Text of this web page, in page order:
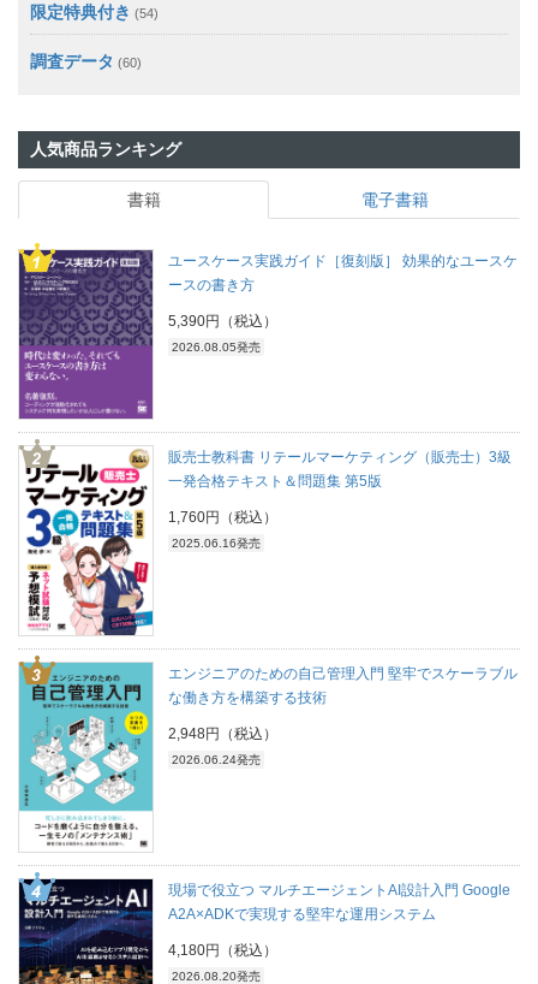
限定特典付き (54)
調査データ (60)
人気商品ランキング
書籍 電子書籍
ユースケース実践ガイド［復刻版］ 効果的なユースケ
ースの書き方
5,390円（税込）
2026.08.05発売
販売士教科書 リテールマーケティング（販売士）3級
一発合格テキスト＆問題集 第5版
1,760円（税込）
2025.06.16発売
エンジニアのための自己管理入門 堅牢でスケーラブル
な働き方を構築する技術
2,948円（税込）
2026.06.24発売
現場で役立つ マルチエージェントAI設計入門 Google
A2A×ADKで実現する堅牢な運用システム
4,180円（税込）
2026.08.20発売